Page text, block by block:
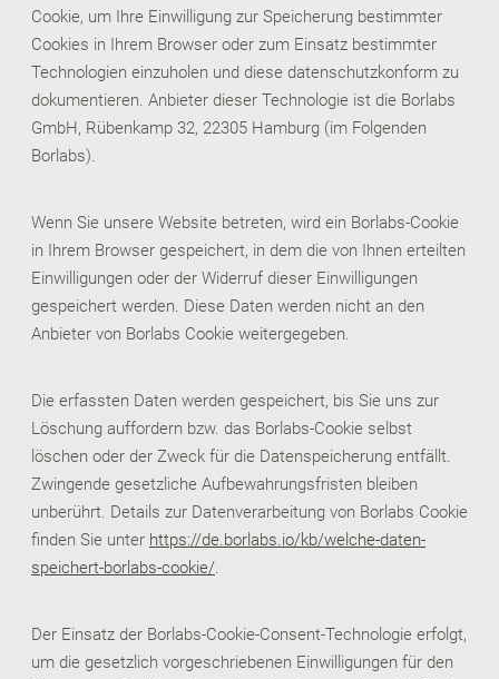
Cookie, um Ihre Einwilligung zur Speicherung bestimmter
Cookies in Ihrem Browser oder zum Einsatz bestimmter
Technologien einzuholen und diese datenschutzkonform zu
dokumentieren. Anbieter dieser Technologie ist die Borlabs
GmbH, Rübenkamp 32, 22305 Hamburg (im Folgenden
Borlabs).
Wenn Sie unsere Website betreten, wird ein Borlabs-Cookie
in Ihrem Browser gespeichert, in dem die von Ihnen erteilten
Einwilligungen oder der Widerruf dieser Einwilligungen
gespeichert werden. Diese Daten werden nicht an den
Anbieter von Borlabs Cookie weitergegeben.
Die erfassten Daten werden gespeichert, bis Sie uns zur
Löschung auffordern bzw. das Borlabs-Cookie selbst
löschen oder der Zweck für die Datenspeicherung entfällt.
Zwingende gesetzliche Aufbewahrungsfristen bleiben
unberührt. Details zur Datenverarbeitung von Borlabs Cookie
finden Sie unter https://de.borlabs.io/kb/welche-daten-
speichert-borlabs-cookie/.
Der Einsatz der Borlabs-Cookie-Consent-Technologie erfolgt,
um die gesetzlich vorgeschriebenen Einwilligungen für den